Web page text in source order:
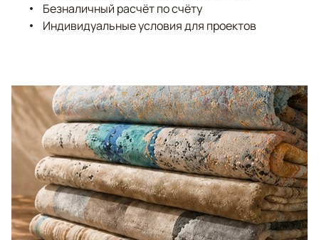
Безналичный расчёт по счёту
Индивидуальные условия для проектов